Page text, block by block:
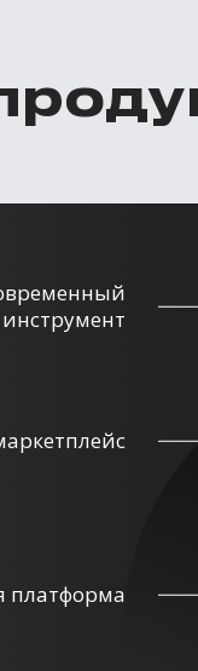
платформа